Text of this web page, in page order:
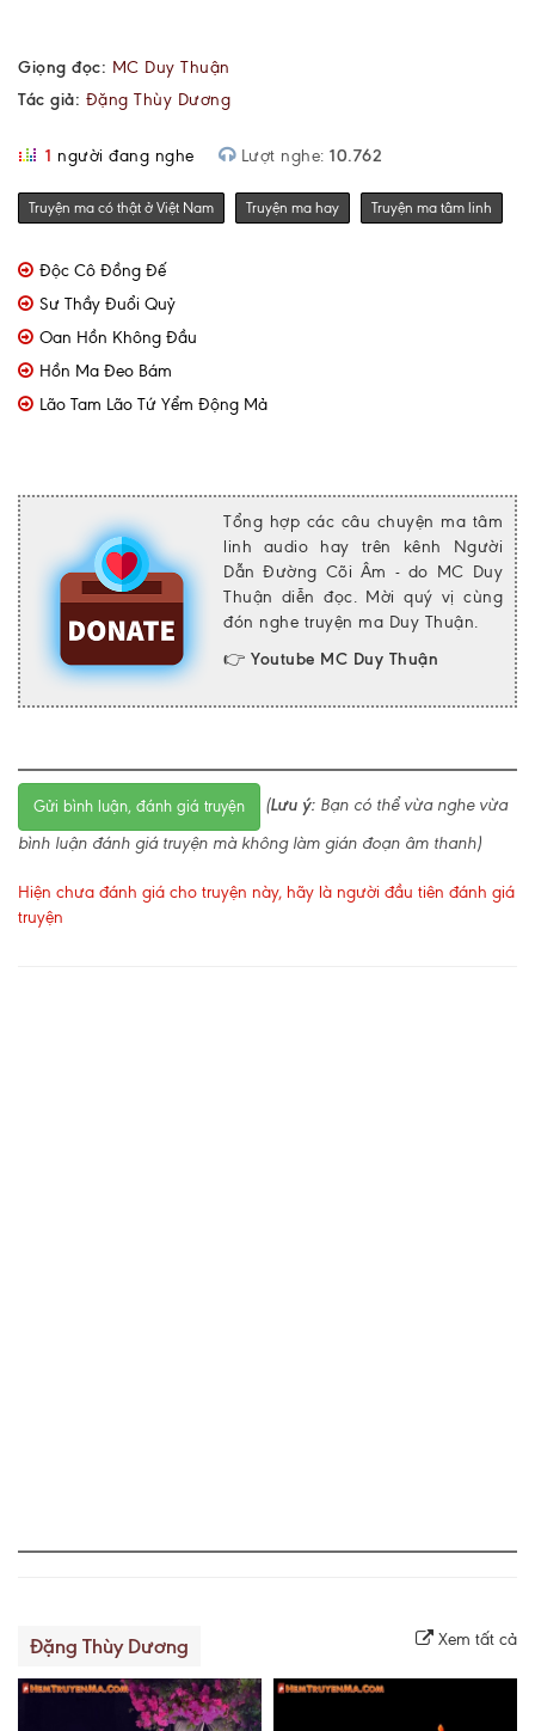
Giọng đọc: MC Duy Thuận
Tác giả: Đặng Thùy Dương
1 người đang nghe Lượt nghe: 10.762
Truyện ma có thật ở Việt Nam Truyện ma hay Truyện ma tâm linh
Độc Cô Đồng Đế
Sư Thầy Đuổi Quỷ
Oan Hồn Không Đầu
Hồn Ma Đeo Bám
Lão Tam Lão Tứ Yểm Động Mả
Tổng hợp các câu chuyện ma tâm
linh audio hay trên kênh Người
Dẫn Đường Cõi Âm - do MC Duy
Thuận diễn đọc. Mời quý vị cùng
đón nghe truyện ma Duy Thuận.
👉 Youtube MC Duy Thuận
Gửi bình luận, đánh giá truyện (Lưu ý: Bạn có thể vừa nghe vừa
bình luận đánh giá truyện mà không làm gián đoạn âm thanh)
Hiện chưa đánh giá cho truyện này, hãy là người đầu tiên đánh giá
truyện
Đặng Thùy Dương Xem tất cả